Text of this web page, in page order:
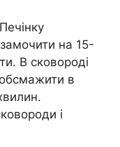
Печінку
замочити на 15-
В сковороді
в
і